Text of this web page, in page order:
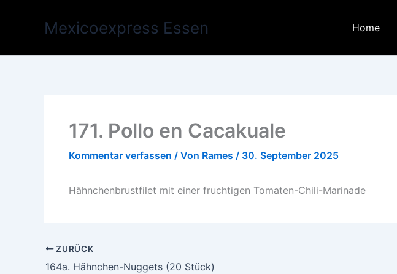
Mexicoexpress Essen Home
171. Pollo en Cacakuale
Kommentar verfassen / Von Rames / 30. September 2025
Hähnchenbrustfilet mit einer fruchtigen Tomaten-Chili-Marinade
ZURÜCK
164a. Hähnchen-Nuggets (20 Stück)